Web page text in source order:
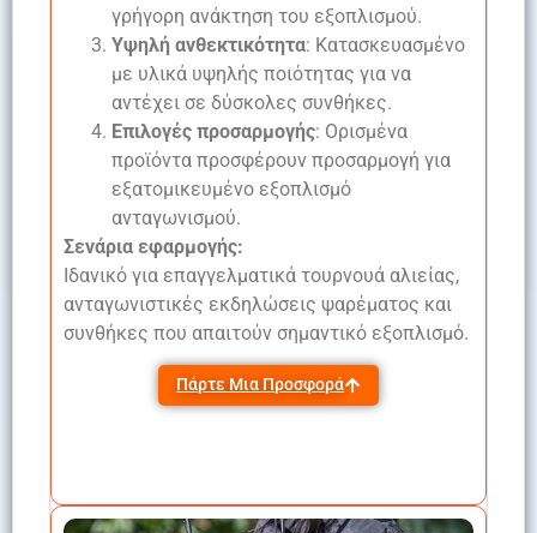
γρήγορη ανάκτηση του εξοπλισμού.
Υψηλή ανθεκτικότητα: Κατασκευασμένο
με υλικά υψηλής ποιότητας για να
αντέχει σε δύσκολες συνθήκες.
Επιλογές προσαρμογής: Ορισμένα
προϊόντα προσφέρουν προσαρμογή για
εξατομικευμένο εξοπλισμό
ανταγωνισμού.
Σενάρια εφαρμογής:
Ιδανικό για επαγγελματικά τουρνουά αλιείας,
ανταγωνιστικές εκδηλώσεις ψαρέματος και
συνθήκες που απαιτούν σημαντικό εξοπλισμό.
Πάρτε Μια Προσφορά